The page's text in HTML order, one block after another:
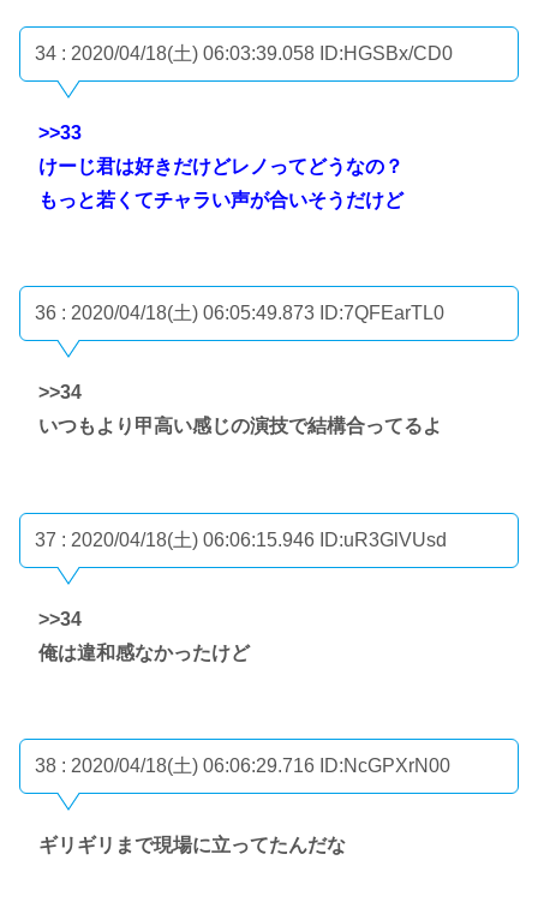
34 : 2020/04/18(土) 06:03:39.058 ID:HGSBx/CD0
>>33
けーじ君は好きだけどレノってどうなの？
もっと若くてチャラい声が合いそうだけど
36 : 2020/04/18(土) 06:05:49.873 ID:7QFEarTL0
>>34
いつもより甲高い感じの演技で結構合ってるよ
37 : 2020/04/18(土) 06:06:15.946 ID:uR3GlVUsd
>>34
俺は違和感なかったけど
38 : 2020/04/18(土) 06:06:29.716 ID:NcGPXrN00
ギリギリまで現場に立ってたんだな